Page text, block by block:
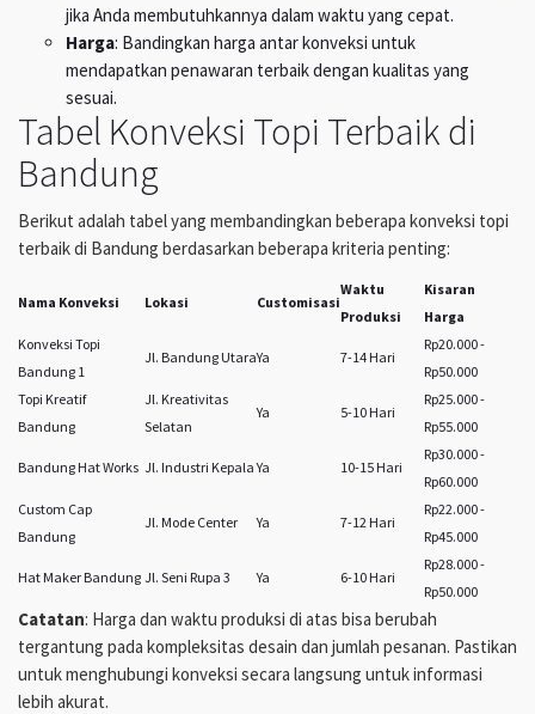
jika Anda membutuhkannya dalam waktu yang cepat.
Harga: Bandingkan harga antar konveksi untuk
mendapatkan penawaran terbaik dengan kualitas yang
sesuai.
Tabel Konveksi Topi Terbaik di
Bandung
Berikut adalah tabel yang membandingkan beberapa konveksi topi
terbaik di Bandung berdasarkan beberapa kriteria penting:
Nama Konveksi Lokasi Customisasi
Waktu
Produksi
Kisaran
Harga
Konveksi Topi
Bandung 1
Jl. Bandung UtaraYa 7-14 Hari
Rp20.000 -
Rp50.000
Topi Kreatif
Bandung
Jl. Kreativitas
Selatan
Ya 5-10 Hari
Rp25.000 -
Rp55.000
Bandung Hat Works Jl. Industri Kepala Ya 10-15 Hari
Rp30.000 -
Rp60.000
Custom Cap
Bandung
Jl. Mode Center Ya 7-12 Hari
Rp22.000 -
Rp45.000
Hat Maker Bandung Jl. Seni Rupa 3 Ya 6-10 Hari
Rp28.000 -
Rp50.000
Catatan: Harga dan waktu produksi di atas bisa berubah
tergantung pada kompleksitas desain dan jumlah pesanan. Pastikan
untuk menghubungi konveksi secara langsung untuk informasi
lebih akurat.